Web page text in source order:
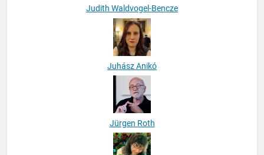
Judith Waldvogel-Bencze
Juhász Anikó
Jürgen Roth